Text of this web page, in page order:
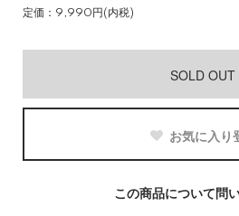
定価：9,990円(内税)
SOLD OUT
お気に入り
この商品について問